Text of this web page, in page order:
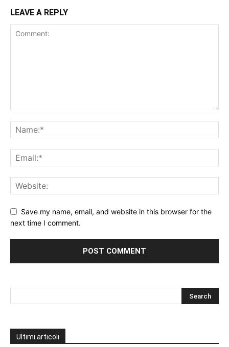
LEAVE A REPLY
Save my name, email, and website in this browser for the
next time I comment.
Ultimi articoli